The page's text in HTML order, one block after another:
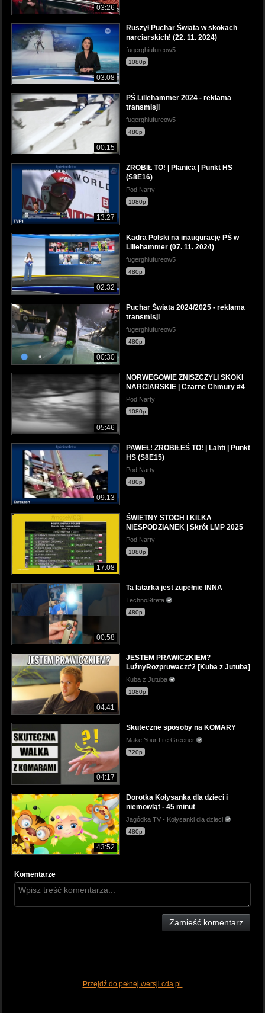
03:26
03:08
Ruszył Puchar Świata w skokach
narciarskich! (22. 11. 2024)
fugerghiufureow5
1080p
00:15
PŚ Lillehammer 2024 - reklama
transmisji
fugerghiufureow5
480p
13:27
ZROBIŁ TO! | Planica | Punkt HS
(S8E16)
Pod Narty
1080p
02:32
Kadra Polski na inaugurację PŚ w
Lillehammer (07. 11. 2024)
fugerghiufureow5
480p
00:30
Puchar Świata 2024/2025 - reklama
transmisji
fugerghiufureow5
480p
05:46
NORWEGOWIE ZNISZCZYLI SKOKI
NARCIARSKIE | Czarne Chmury #4
Pod Narty
1080p
09:13
PAWEŁ! ZROBIŁEŚ TO! | Lahti | Punkt
HS (S8E15)
Pod Narty
480p
17:08
ŚWIETNY STOCH I KILKA
NIESPODZIANEK | Skrót LMP 2025
Pod Narty
1080p
00:58
Ta latarka jest zupełnie INNA
TechnoStrefa
480p
04:41
JESTEM PRAWICZKIEM?
LuźnyRozpruwacz#2 [Kuba z Jutuba]
Kuba z Jutuba
1080p
04:17
Skuteczne sposoby na KOMARY
Make Your Life Greener
720p
43:52
Dorotka Kołysanka dla dzieci i
niemowląt - 45 minut
Jagódka TV - Kołysanki dla dzieci
480p
Komentarze
Zamieść komentarz
Przejdź do pełnej wersji cda.pl